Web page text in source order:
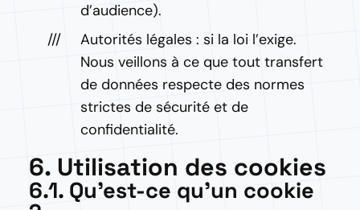
d’audience).
Autorités légales : si la loi l’exige.
Nous veillons à ce que tout transfert
de données respecte des normes
strictes de sécurité et de
confidentialité.
6. Utilisation des cookies
6.1. Qu’est-ce qu’un cookie